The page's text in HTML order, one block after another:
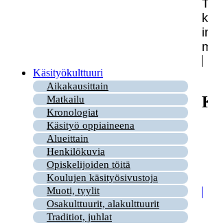
Käsityökulttuuri
Aikakausittain
Matkailu
Kronologiat
Käsityö oppiaineena
Alueittain
Henkilökuvia
Opiskelijoiden töitä
Koulujen käsityösivustoja
Muoti, tyylit
Osakulttuurit, alakulttuurit
Traditiot, juhlat